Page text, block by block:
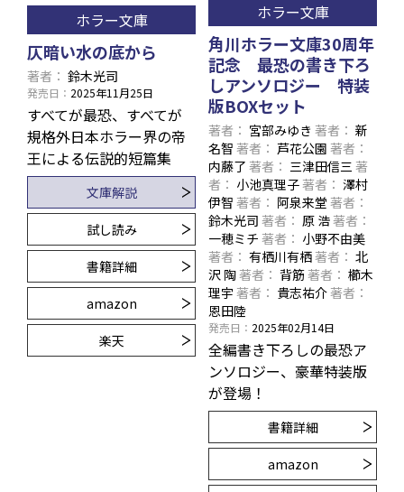
ホラー文庫
仄暗い水の底から
著者 鈴木光司
発売日 2025年11月25日
すべてが最恐、すべてが
規格外――日本ホラー界の帝
王による伝説的短篇集
文庫解説
試し読み
書籍詳細
amazon
楽天
ホラー文庫
角川ホラー文庫30周年
記念 最恐の書き下ろ
しアンソロジー 特装
版BOXセット
著者 宮部みゆき 著者
新
名智 著者 芦花公園 著者
内藤了 著者 三津田信三 著
者
小池真理子著者
澤村
伊智 著者 阿泉来堂 著者
鈴木光司 著者 原 浩著者
一穂ミチ 著者
小野不由美
著者
有栖川有栖著者
北
沢 陶著者 背筋著者
櫛木
理宇 著者 貴志祐介著者
恩田陸
発売日 2025年02月14日
全編書き下ろしの最恐ア
ンソロジー、豪華特装版
が登場！
書籍詳細
amazon